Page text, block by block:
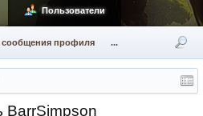
BarrSimpson
Пользователи
профиля ...